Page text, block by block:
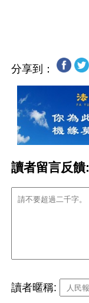
分享到：
讀者留言反饋:
讀者暱稱: